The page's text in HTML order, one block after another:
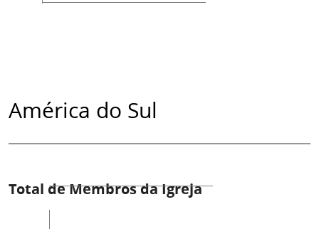
América do Sul
Total de Membros da Igreja